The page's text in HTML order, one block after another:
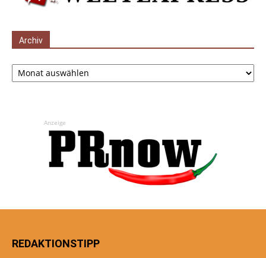
Archiv
Archiv
Anzeige
REDAKTIONSTIPP